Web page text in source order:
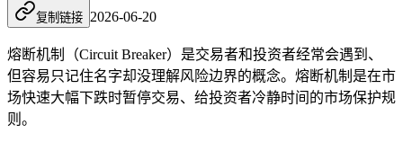
复制链接 2026-06-20
熔断机制（Circuit Breaker）是交易者和投资者经常会遇到、
但容易只记住名字却没理解风险边界的概念。熔断机制是在市
场快速大幅下跌时暂停交易、给投资者冷静时间的市场保护规
则。